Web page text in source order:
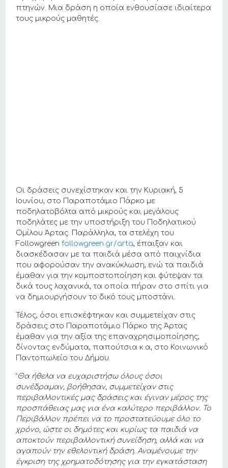
πτηνών. Μια δράση η οποία ενθουσίασε ιδιαίτερα
τους μικρούς μαθητές.
Οι δράσεις συνεχίστηκαν και την Κυριακή, 5
Ιουνίου, στο Παραποτάμιο Πάρκο με
ποδηλατοβόλτα από μικρούς και μεγάλους
ποδηλάτες με την υποστήριξη του Ποδηλατικού
Ομίλου Άρτας. Παράλληλα, τα στελέχη του
Followgreenfollowgreen.gr/arta, έπαιξαν και
διασκέδασαν με τα παιδιά μέσα από παιχνίδια
που αφορούσαν την ανακύκλωση, ενώ τα παιδιά
έμαθαν για την κομποστοποίηση και φύτεψαν τα
δικά τους λαχανικά, τα οποία πήραν στο σπίτι για
να δημιουργήσουν το δικό τους μποστάνι.
Τέλος, όσοι επισκέφτηκαν και συμμετείχαν στις
δράσεις στο Παραποτάμιο Πάρκο της Άρτας
έμαθαν για την αξία της επαναχρησιμοποίησης,
δίνοντας ενδύματα, παπούτσια κ.α, στο Κοινωνικό
Παντοπωλείο του Δήμου.
“Θα ήθελα να ευχαριστήσω όλους όσοι
συνέδραμαν, βοήθησαν, συμμετείχαν στις
περιβαλλοντικές μας δράσεις και έγιναν μέρος της
προσπάθειας μας για ένα καλύτερο περιβάλλον. Το
Περιβάλλον πρέπει να το προστατεύουμε όλο το
χρόνο, ώστε οι δημότες και κυρίως τα παιδιά να
αποκτούν περιβαλλοντική συνείδηση, αλλά και να
αγαπούν την εθελοντική δράση. Αναμένουμε την
έγκριση της χρηματοδότησης για την εγκατάσταση